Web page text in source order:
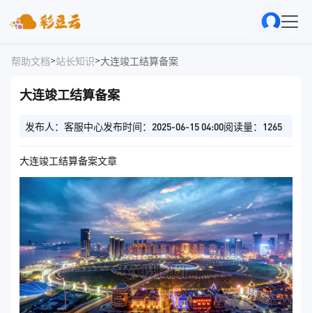
帮助文档>站长知识>大连竣工结算备案
大连竣工结算备案
发布人：客服中心发布时间：2025-06-15 04:00阅读量：1265
大连竣工结算备案文章